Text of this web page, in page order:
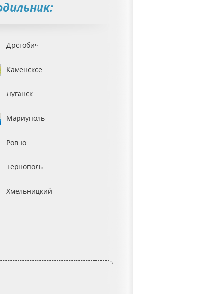
Дрогобич
Каменское
Луганск
Мариуполь
Ровно
Тернополь
Хмельницкий